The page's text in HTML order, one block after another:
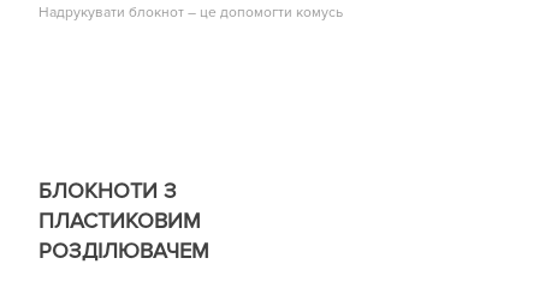
Надрукувати блокнот – це допомогти комусь
БЛОКНОТИ З
ПЛАСТИКОВИМ
РОЗДІЛЮВАЧЕМ